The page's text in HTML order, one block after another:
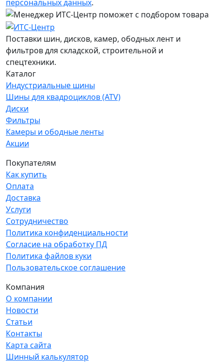
персональных данных.
Поставки шин, дисков, камер, ободных лент и
фильтров для складской, строительной и
спецтехники.
Каталог
Индустриальные шины
Шины для квадроциклов (ATV)
Диски
Фильтры
Камеры и ободные ленты
Акции
Покупателям
Как купить
Оплата
Доставка
Услуги
Сотрудничество
Политика конфиденциальности
Согласие на обработку ПД
Политика файлов куки
Пользовательское соглашение
Компания
О компании
Новости
Статьи
Контакты
Карта сайта
Шинный калькулятор